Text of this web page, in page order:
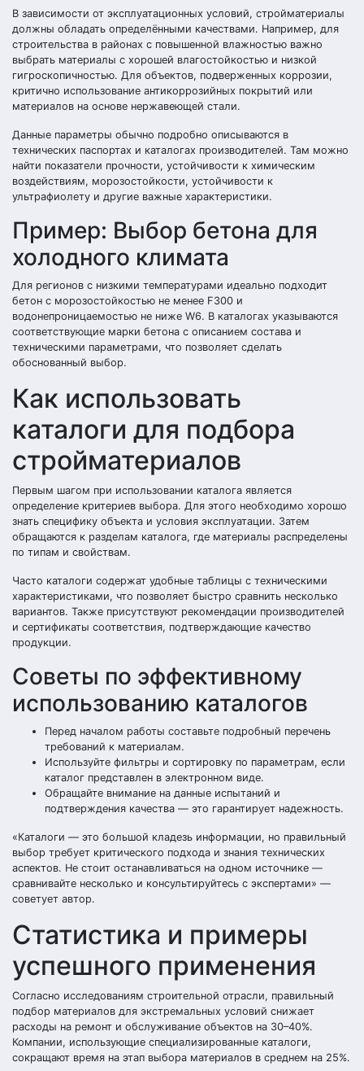
В зависимости от эксплуатационных условий, стройматериалы
должны обладать определёнными качествами. Например, для
строительства в районах с повышенной влажностью важно
выбрать материалы с хорошей влагостойкостью и низкой
гигроскопичностью. Для объектов, подверженных коррозии,
критично использование антикоррозийных покрытий или
материалов на основе нержавеющей стали.
Данные параметры обычно подробно описываются в
технических паспортах и каталогах производителей. Там можно
найти показатели прочности, устойчивости к химическим
воздействиям, морозостойкости, устойчивости к
ультрафиолету и другие важные характеристики.
Пример: Выбор бетона для
холодного климата
Для регионов с низкими температурами идеально подходит
бетон с морозостойкостью не менее F300 и
водонепроницаемостью не ниже W6. В каталогах указываются
соответствующие марки бетона с описанием состава и
техническими параметрами, что позволяет сделать
обоснованный выбор.
Как использовать
каталоги для подбора
стройматериалов
Первым шагом при использовании каталога является
определение критериев выбора. Для этого необходимо хорошо
знать специфику объекта и условия эксплуатации. Затем
обращаются к разделам каталога, где материалы распределены
по типам и свойствам.
Часто каталоги содержат удобные таблицы с техническими
характеристиками, что позволяет быстро сравнить несколько
вариантов. Также присутствуют рекомендации производителей
и сертификаты соответствия, подтверждающие качество
продукции.
Советы по эффективному
использованию каталогов
Перед началом работы составьте подробный перечень
требований к материалам.
Используйте фильтры и сортировку по параметрам, если
каталог представлен в электронном виде.
Обращайте внимание на данные испытаний и
подтверждения качества — это гарантирует надежность.
«Каталоги — это большой кладезь информации, но правильный
выбор требует критического подхода и знания технических
аспектов. Не стоит останавливаться на одном источнике —
сравнивайте несколько и консультируйтесь с экспертами» —
советует автор.
Статистика и примеры
успешного применения
Согласно исследованиям строительной отрасли, правильный
подбор материалов для экстремальных условий снижает
расходы на ремонт и обслуживание объектов на 30–40%.
Компании, использующие специализированные каталоги,
сокращают время на этап выбора материалов в среднем на 25%.